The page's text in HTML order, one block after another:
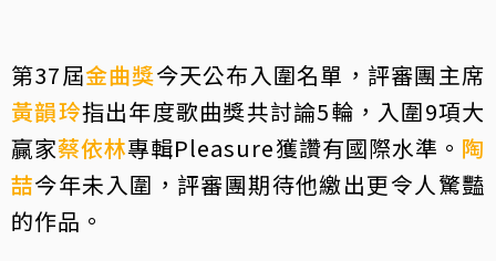
第37屆金曲獎今天公布入圍名單，評審團主席
黃韻玲指出年度歌曲獎共討論5輪，入圍9項大
贏家蔡依林專輯Pleasure獲讚有國際水準。 陶
喆今年未入圍，評審團期待他繳出更令人驚豔
的作品。